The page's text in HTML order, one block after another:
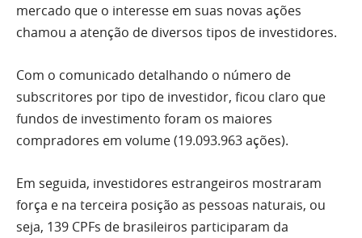
mercado que o interesse em suas novas ações
chamou a atenção de diversos tipos de investidores.
Com o comunicado detalhando o número de
subscritores por tipo de investidor, ficou claro que
fundos de investimento foram os maiores
compradores em volume (19.093.963 ações).
Em seguida, investidores estrangeiros mostraram
força e na terceira posição as pessoas naturais, ou
seja, 139 CPFs de brasileiros participaram da